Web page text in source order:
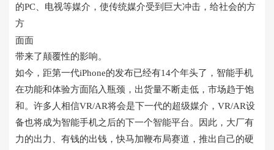
的PC、电视等媒介，使传统媒介受到巨大冲击，给社会的方
方
面面
带来了颠覆性的影响。
如今，距第一代iPhone的发布已经有14个年头了，智能手机
在功能和体验方面陷入瓶颈，出货量不断走低，市场趋于饱
和。许多人相信VR/AR将会是下一代的超级媒介，VR/AR设
备也将成为智能手机之后的下一个智能平台。因此，大厂有
力的出力、有钱的出钱，快马加鞭布局赛道，推出自己的硬